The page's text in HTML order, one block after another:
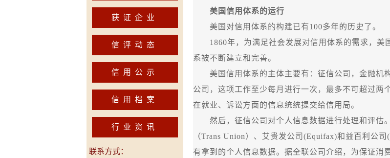
获证企业
信评动态
信用公示
信用档案
行业资讯
联系方式：
美国信用体系的运行
美国对信用体系的构建已有100多年的历史了。
1860年，为满足社会发展对信用体系的需求，美
系被不断建立和完善。
美国信用体系的主体主要有：征信公司，金融机
公司，这项工作至少每月进行一次，最多不可超过两
在就业、诉讼方面的信息统统提交给信用局。
然后，征信公司对个人信息数据进行处理和评估
（Trans Union）、艾贵发公司 (Equifax)和益百利公司
有拿到的个人信息数据。据全联公司介绍，为保证消